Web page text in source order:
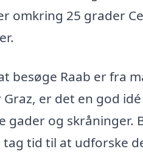
omkring 25 grader
besøge Raab er fra
er det en god
gader og skråninger.
tid til at udforske